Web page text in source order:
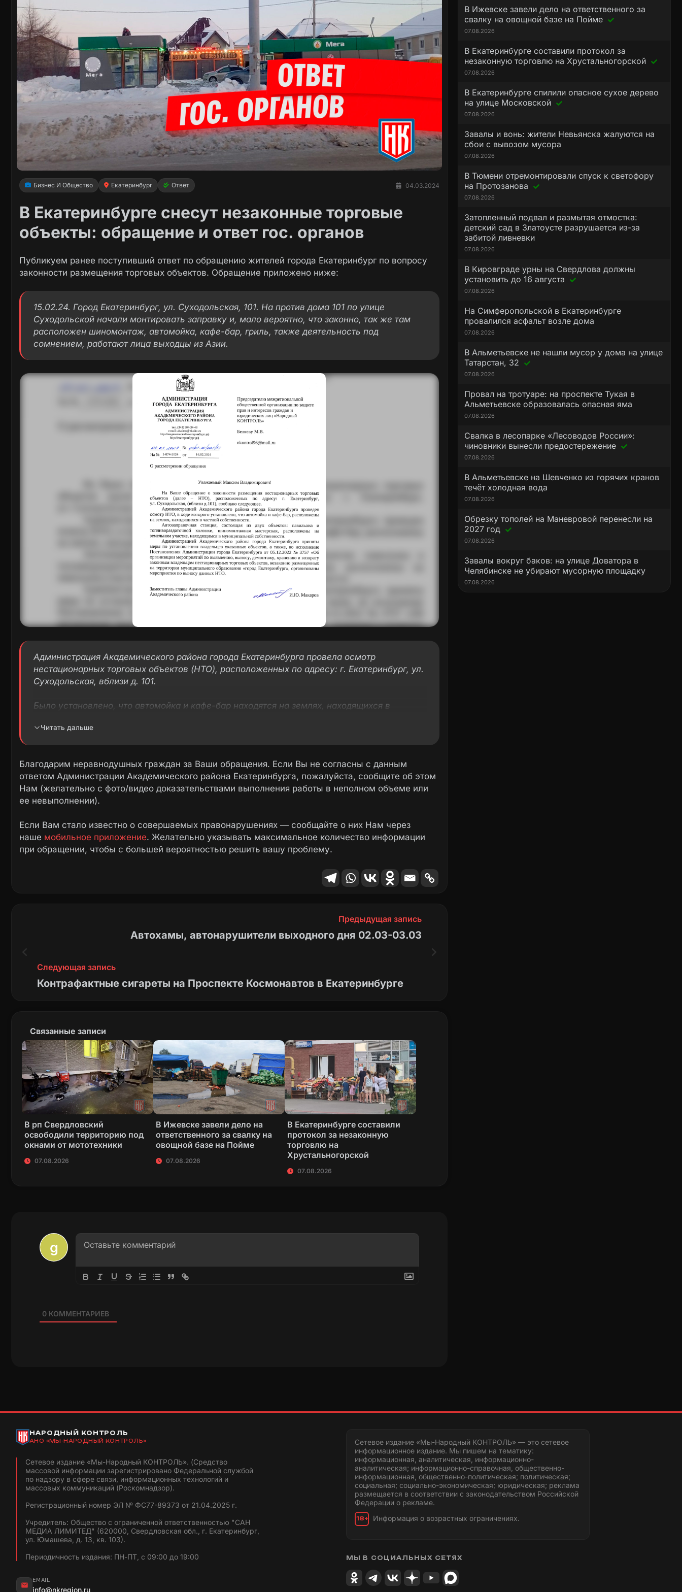
Бизнес И Общество Екатеринбург Ответ 04.03.2024
В Екатеринбурге снесут незаконные торговые
объекты: обращение и ответ гос. органов
Публикуем ранее поступивший ответ по обращению жителей города Екатеринбург по вопросу
законности размещения торговых объектов. Обращение приложено ниже:
15.02.24. Город Екатеринбург, ул. Суходольская, 101. На против дома 101 по улице
Суходольской начали монтировать заправку и, мало вероятно, что законно, так же там
расположен шиномонтаж, автомойка, кафе-бар, гриль, также деятельность под
сомнением, работают лица выходцы из Азии.
Администрация Академического района города Екатеринбурга провела осмотр
нестационарных торговых объектов (НТО), расположенных по адресу: г. Екатеринбург, ул.
Суходольская, вблизи д. 101.
Было установлено, что автомойка и кафе-бар находятся на землях, находящихся в
находящемся в муниципальной собственности.
Администрацией района приняты меры по установлению владельцев указанных объектов
и организации мероприятий по выявлению, выносу, демонтажу, хранению и возврату
территории муниципального образования.
Читать дальше
Благодарим неравнодушных граждан за Ваши обращения. Если Вы не согласны с данным
ответом Администрации Академического района Екатеринбурга, пожалуйста, сообщите об этом
Нам (желательно с фото/видео доказательствами выполнения работы в неполном объеме или
ее невыполнении).
Если Вам стало известно о совершаемых правонарушениях — сообщайте о них Нам через
наше мобильное приложение. Желательно указывать максимальное количество информации
при обращении, чтобы с большей вероятностью решить вашу проблему.
Предыдущая запись
Автохамы, автонарушители выходного дня 02.03-03.03
Следующая запись
Контрафактные сигареты на Проспекте Космонавтов в Екатеринбурге
Связанные записи
В рп Свердловский
освободили территорию под
окнами от мототехники
07.08.2026
В Ижевске завели дело на
ответственного за свалку на
овощной базе на Пойме
07.08.2026
В Екатеринбурге составили
протокол за незаконную
торговлю на
Хрустальногорской
07.08.2026
0КОММЕНТАРИЕВ
В Ижевске завели дело на ответственного за
свалку на овощной базе на Пойме
07.08.2026
В Екатеринбурге составили протокол за
незаконную торговлю на Хрустальногорской
07.08.2026
В Екатеринбурге спилили опасное сухое дерево
на улице Московской
07.08.2026
Завалы и вонь: жители Невьянска жалуются на
сбои с вывозом мусора
07.08.2026
В Тюмени отремонтировали спуск к светофору
на Протозанова
07.08.2026
Затопленный подвал и размытая отмостка:
детский сад в Златоусте разрушается из-за
забитой ливневки
07.08.2026
В Кировграде урны на Свердлова должны
установить до 16 августа
07.08.2026
На Симферопольской в Екатеринбурге
провалился асфальт возле дома
07.08.2026
В Альметьевске не нашли мусор у дома на улице
Татарстан, 32
07.08.2026
Провал на тротуаре: на проспекте Тукая в
Альметьевске образовалась опасная яма
07.08.2026
Свалка в лесопарке «Лесоводов России»:
чиновники вынесли предостережение
07.08.2026
В Альметьевске на Шевченко из горячих кранов
течёт холодная вода
07.08.2026
Обрезку тополей на Маневровой перенесли на
2027 год
07.08.2026
Завалы вокруг баков: на улице Доватора в
Челябинске не убирают мусорную площадку
07.08.2026
НАРОДНЫЙ КОНТРОЛЬ
АНО «МЫ-НАРОДНЫЙ КОНТРОЛЬ»
Сетевое издание «Мы-Народный КОНТРОЛЬ». (Средство
массовой информации зарегистрировано Федеральной службой
по надзору в сфере связи, информационных технологий и
массовых коммуникаций (Роскомнадзор).
Регистрационный номер ЭЛ № ФС77-89373 от 21.04.2025 г.
Учредитель: Общество с ограниченной ответственностью "САН
МЕДИА ЛИМИТЕД" (620000, Свердловская обл., г. Екатеринбург,
ул. Юмашева, д. 13, кв. 103).
Периодичность издания: ПН-ПТ, с 09:00 до 19:00
EMAIL
info@nkregion.ru
Сетевое издание «Мы-Народный КОНТРОЛЬ» — это сетевое
информационное издание. Мы пишем на тематику:
информационная, аналитическая, информационно-
аналитическая; информационно-справочная, общественно-
информационная, общественно-политическая; политическая;
социальная; социально-экономическая; юридическая; реклама
размещается в соответствии с законодательством Российской
Федерации о рекламе.
18+ Информация о возрастных ограничениях.
МЫ В СОЦИАЛЬНЫХ СЕТЯХ